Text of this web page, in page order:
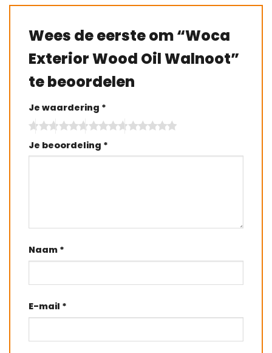
Wees de eerste om “Woca
Exterior Wood Oil Walnoot”
te beoordelen
Je waardering *
Je beoordeling *
Naam *
E-mail *